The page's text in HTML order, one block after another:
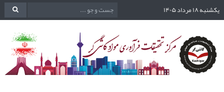
یکشنبه ۱۸ مرداد ۱۴۰۵